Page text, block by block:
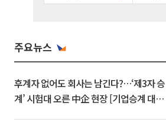
주요뉴스
후계자 없어도 회사는 남긴다?…‘제3자 승
계’ 시험대 오른 中企 현장 [기업승계 대전